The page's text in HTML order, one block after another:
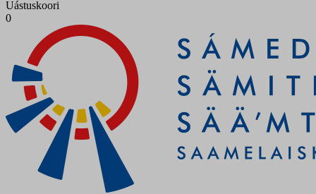
Uástuskoori
0